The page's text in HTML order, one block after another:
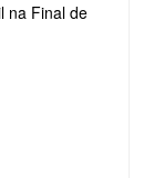
na Final de